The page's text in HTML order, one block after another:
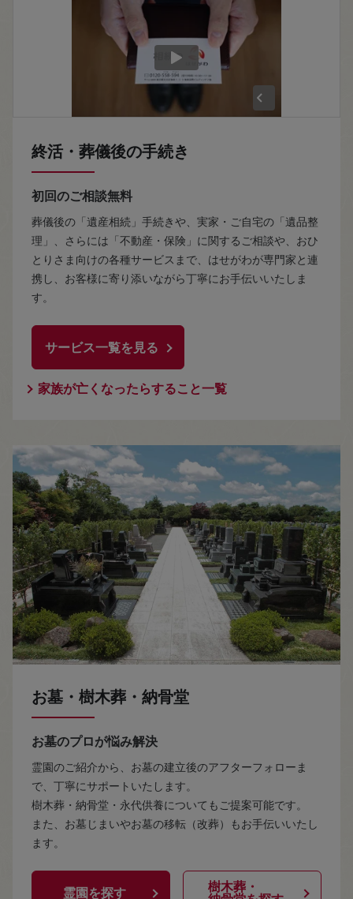
終活・葬儀後の手続き
初回のご相談無料
葬儀後の「遺産相続」手続きや、実家・ご自宅の「遺品整
理」、さらには「不動産・保険」に関するご相談や、おひ
とりさま向けの各種サービスまで、はせがわが専門家と連
携し、お客様に寄り添いながら丁寧にお手伝いいたしま
す。
サービス一覧を見る
家族が亡くなったらすること一覧
お墓・樹木葬・納骨堂
お墓のプロが悩み解決
霊園のご紹介から、お墓の建立後のアフターフォローま
で、丁寧にサポートいたします。
樹木葬・納骨堂・永代供養についてもご提案可能です。
また、お墓じまいやお墓の移転（改葬）もお手伝いいたし
ます。
霊園を探す 樹木葬・